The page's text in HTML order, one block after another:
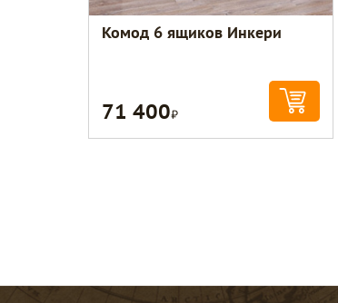
Комод 6 ящиков Инкери
71 400Р